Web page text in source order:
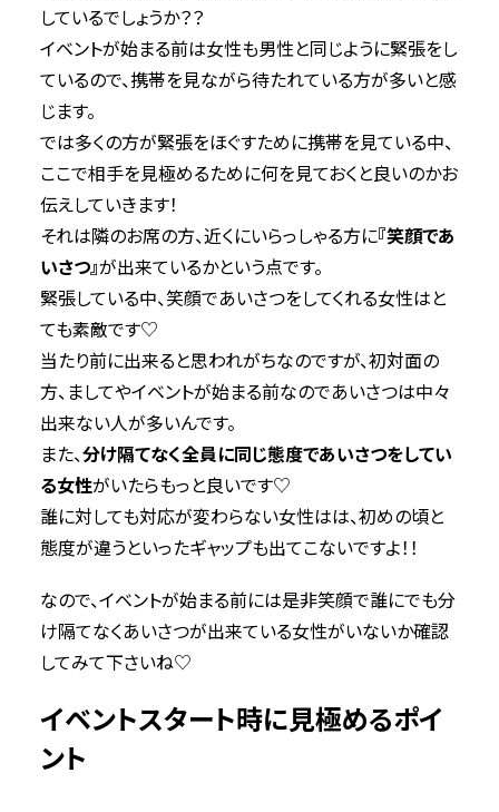
しているでしょうか？？
イベントが始まる前は女性も男性と同じように緊張をし
ているので、携帯を見ながら待たれている方が多いと感
じます。
では多くの方が緊張をほぐすために携帯を見ている中、
ここで相手を見極めるために何を見ておくと良いのかお
伝えしていきます！
それは隣のお席の方、近くにいらっしゃる方に『笑顔であ
いさつ』が出来ているかという点です。
緊張している中、笑顔であいさつをしてくれる女性はと
ても素敵です♡
当たり前に出来ると思われがちなのですが、初対面の
方、ましてやイベントが始まる前なのであいさつは中々
出来ない人が多いんです。
また、分け隔てなく全員に同じ態度であいさつをしてい
る女性がいたらもっと良いです♡
誰に対しても対応が変わらない女性はは、初めの頃と
態度が違うといったギャップも出てこないですよ！！
なので、イベントが始まる前には是非笑顔で誰にでも分
け隔てなくあいさつが出来ている女性がいないか確認
してみて下さいね♡
イベントスタート時に見極めるポイ
ント